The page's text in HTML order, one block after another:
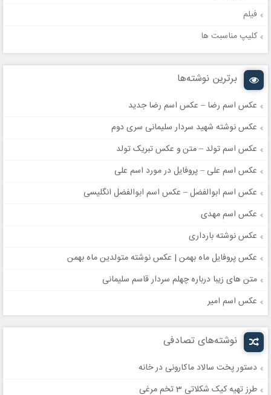
فیلم
کلیپ مناسبت ها
برترین نوشته‌ها
عکس اسم رضا – عکس اسم رضا جدید
عکس نوشته شهید سردار سلیمانی سری دوم
عکس اسم تولد – متن و عکس تبریک تولد
عکس اسم علی – پروفایل در مورد اسم علی
عکس اسم ابوالفضل – عکس اسم ابوالفضل انگلیسی
عکس اسم مهدی
عکس نوشته بارداری
عکس پروفایل ماه بهمن | عکس نوشته متولدین ماه بهمن
متن های زیبا درباره چهلم سردار قاسم سلیمانی
عکس اسم امیر
نوشته‌های تصادفی
دستور پخت سالاد ماکارونی در خانه
طرز تهیه کیک شکلاتی 3 تخم مرغی